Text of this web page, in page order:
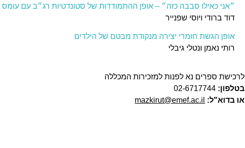
״אני כאילו סבבה כזה״ – אופן ההתמודדות של סטונדטיות רג״ב עם עומס
דוד ברודי ויוסי שפנייר
אופן הגשת חומרי יצירה מנקודת מבטם של הילדים
רותי נאמן ונטלי גיבלי
לרכישת ספרים נא לפנות למזכירות המכללה
בטלפון:
או בדוא"ל: mazkirut@emef.ac.il